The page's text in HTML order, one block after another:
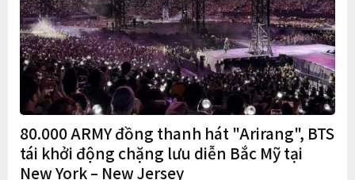
80.000 ARMY đồng thanh hát "Arirang", BTS
tái khởi động chặng lưu diễn Bắc Mỹ tại
New York – New Jersey